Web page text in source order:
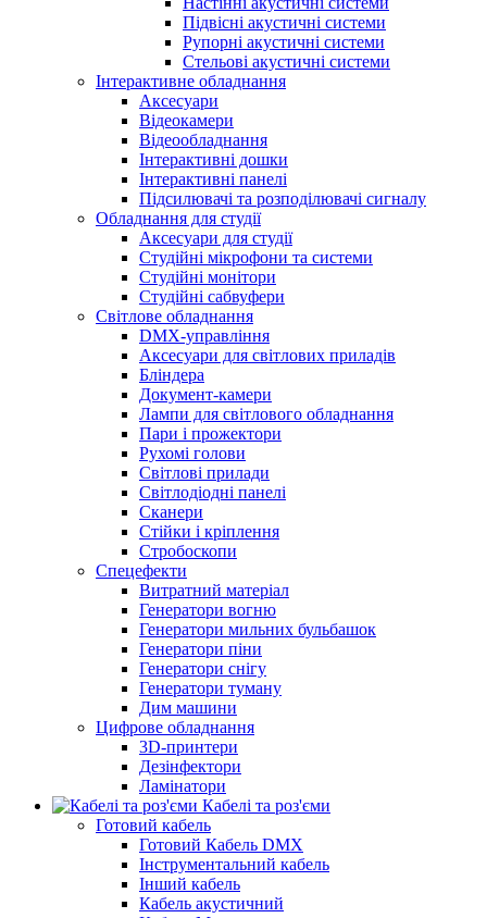
Підвісні акустичні системи
Рупорні акустичні системи
Стельові акустичні системи
Інтерактивне обладнання
Аксесуари
Відеокамери
Відеообладнання
Інтерактивні дошки
Інтерактивні панелі
Підсилювачі та розподілювачі сигналу
Обладнання для студії
Аксесуари для студії
Студійні мікрофони та системи
Студійні монітори
Студійні сабвуфери
Світлове обладнання
DMX-управління
Аксесуари для світлових приладів
Бліндера
Документ-камери
Лампи для світлового обладнання
Пари і прожектори
Рухомі голови
Світлові прилади
Світлодіодні панелі
Сканери
Стійки і кріплення
Стробоскопи
Спецефекти
Витратний матеріал
Генератори вогню
Генератори мильних бульбашок
Генератори піни
Генератори снігу
Генератори туману
Дим машини
Цифрове обладнання
3D-принтери
Дезінфектори
Ламінатори
Кабелі та роз'єми
Готовий кабель
Готовий Кабель DMX
Інструментальний кабель
Інший кабель
Кабель акустичний